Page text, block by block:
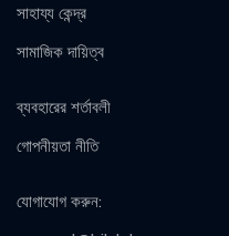
সাহায্য কেন্দ্র
সামাজিক দায়িত্ব
ব্যবহারের শর্তাবলী
গোপনীয়তা নীতি
যোগাযোগ করুন: